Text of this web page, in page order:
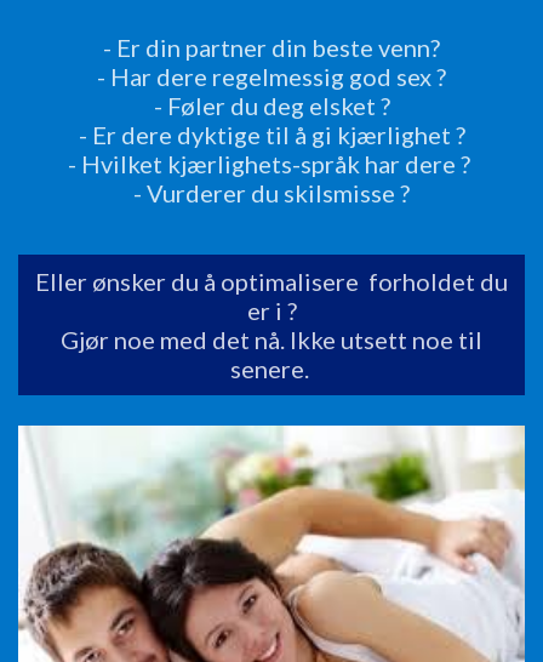
- Er din partner din beste venn?
- Har dere regelmessig god sex ?
- Føler du deg elsket ?
- Er dere dyktige til å gi kjærlighet ?
- Hvilket kjærlighets-språk har dere ?
- Vurderer du skilsmisse ?
Eller ønsker du å optimalisere forholdet du
er i ?
Gjør noe med det nå. Ikke utsett noe til
senere.